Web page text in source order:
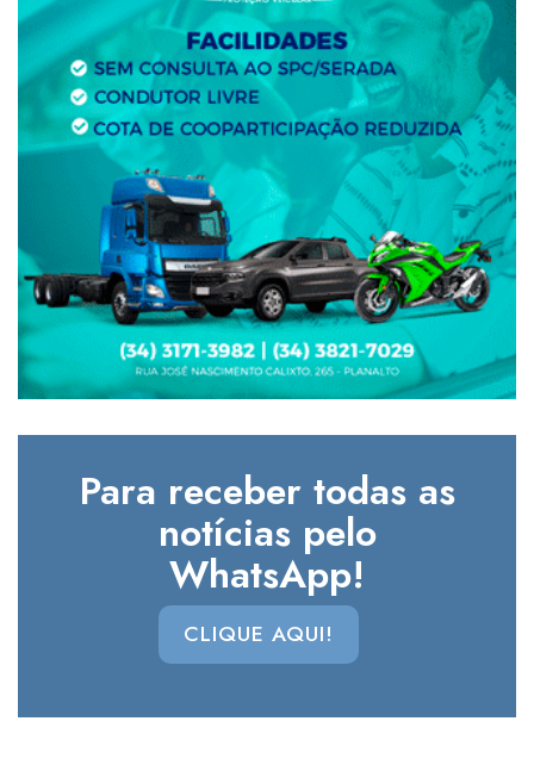
Para receber todas as
notícias pelo
WhatsApp!
CLIQUE AQUI!